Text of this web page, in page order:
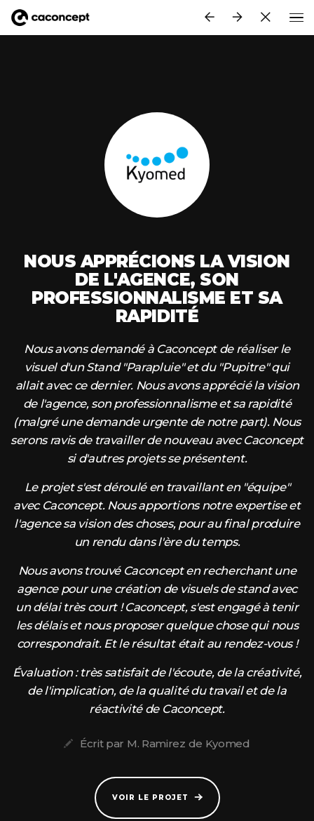
NOUS APPRÉCIONS LA VISION
DE L'AGENCE, SON
PROFESSIONNALISME ET SA
RAPIDITÉ
Nous avons demandé à Caconcept de réaliser le
visuel d'un Stand "Parapluie" et du "Pupitre" qui
allait avec ce dernier. Nous avons apprécié la vision
de l'agence, son professionnalisme et sa rapidité
(malgré une demande urgente de notre part). Nous
serons ravis de travailler de nouveau avec Caconcept
si d'autres projets se présentent.
Le projet s'est déroulé en travaillant en "équipe"
avec Caconcept. Nous apportions notre expertise et
l'agence sa vision des choses, pour au final produire
un rendu dans l'ère du temps.
Nous avons trouvé Caconcept en recherchant une
agence pour une création de visuels de stand avec
un délai très court ! Caconcept, s'est engagé à tenir
les délais et nous proposer quelque chose qui nous
correspondrait. Et le résultat était au rendez-vous !
Évaluation : très satisfait de l'écoute, de la créativité,
de l'implication, de la qualité du travail et de la
réactivité de Caconcept.
Écrit par M. Ramirez de Kyomed
VOIR LE PROJET